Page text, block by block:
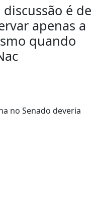
é de
apenas a
quando